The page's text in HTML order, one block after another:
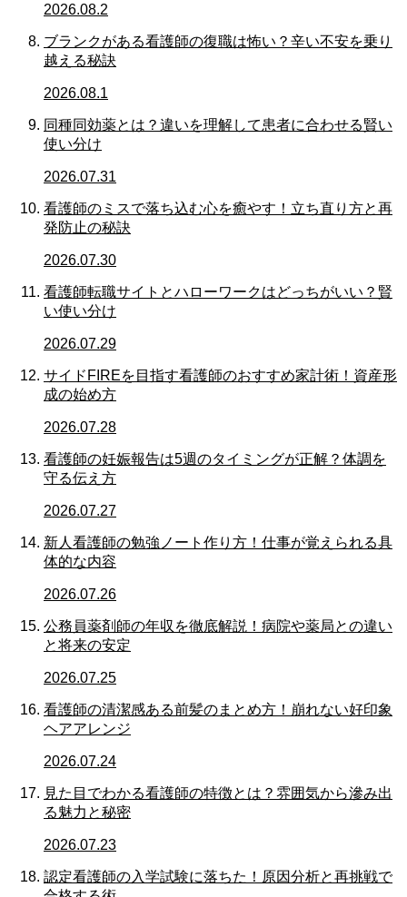
2026.08.2
ブランクがある看護師の復職は怖い？辛い不安を乗り
越える秘訣
2026.08.1
同種同効薬とは？違いを理解して患者に合わせる賢い
使い分け
2026.07.31
看護師のミスで落ち込む心を癒やす！立ち直り方と再
発防止の秘訣
2026.07.30
看護師転職サイトとハローワークはどっちがいい？賢
い使い分け
2026.07.29
サイドFIREを目指す看護師のおすすめ家計術！資産形
成の始め方
2026.07.28
看護師の妊娠報告は5週のタイミングが正解？体調を
守る伝え方
2026.07.27
新人看護師の勉強ノート作り方！仕事が覚えられる具
体的な内容
2026.07.26
公務員薬剤師の年収を徹底解説！病院や薬局との違い
と将来の安定
2026.07.25
看護師の清潔感ある前髪のまとめ方！崩れない好印象
ヘアアレンジ
2026.07.24
見た目でわかる看護師の特徴とは？雰囲気から滲み出
る魅力と秘密
2026.07.23
認定看護師の入学試験に落ちた！原因分析と再挑戦で